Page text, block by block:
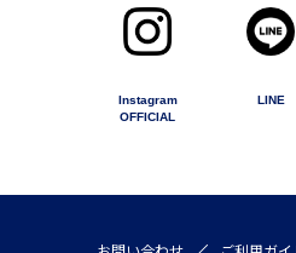
Instagram
OFFICIAL
LINE